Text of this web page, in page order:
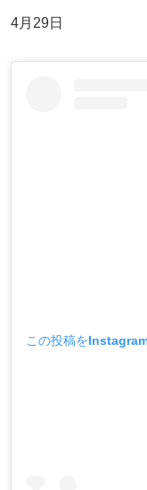
4月29日
この投稿を